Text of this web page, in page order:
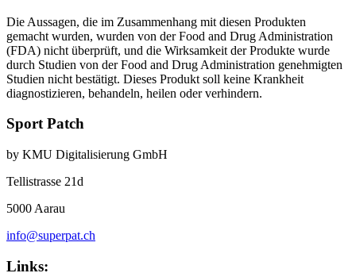
Die Aussagen, die im Zusammenhang mit diesen Produkten
gemacht wurden, wurden von der Food and Drug Administration
(FDA) nicht überprüft, und die Wirksamkeit der Produkte wurde
durch Studien von der Food and Drug Administration genehmigten
Studien nicht bestätigt. Dieses Produkt soll keine Krankheit
diagnostizieren, behandeln, heilen oder verhindern.
Sport Patch
by KMU Digitalisierung GmbH
Tellistrasse 21d
5000 Aarau
info@superpat.ch
Links: